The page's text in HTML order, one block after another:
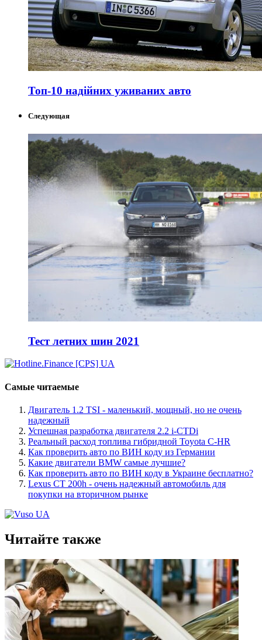
Топ-10 надійних уживаних авто
Следующая
Тест летних шин 2021
Самые читаемые
Двигатель 1.2 TSI - маленький, мощный, но не очень
надежный
Успешная разработка двигателя 2.2 i-CTDi
Реальный расход топлива гибридной Toyota C-HR
Как проверить авто по ВИН коду из Германии
Какие двигатели BMW самые лучшие?
Как проверить авто по ВИН коду в Украине бесплатно?
Lexus CT 200h - очень надежный автомобиль для
покупки на вторичном рынке
Читайте также